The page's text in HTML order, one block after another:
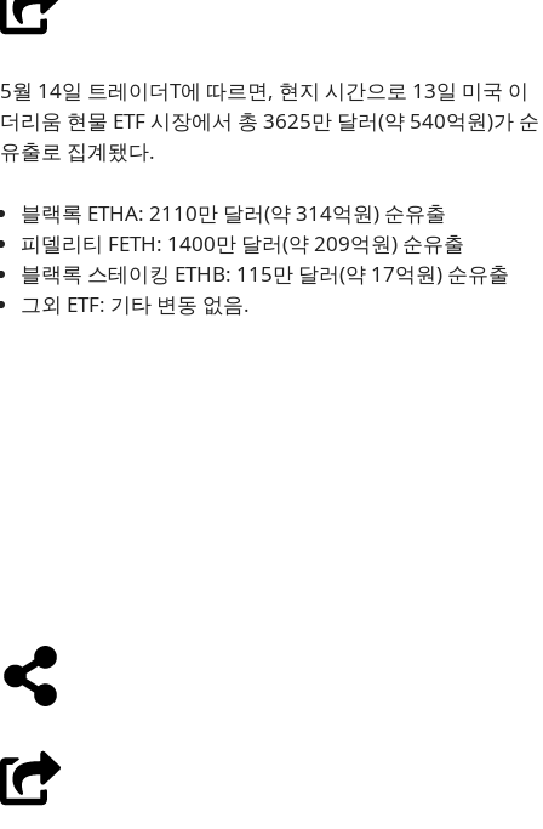
5월 14일 트레이더T에 따르면, 현지 시간으로 13일 미국 이
더리움 현물 ETF 시장에서 총 3625만 달러(약 540억원)가 순
유출로 집계됐다.
블랙록 ETHA: 2110만 달러(약 314억원) 순유출
피델리티 FETH: 1400만 달러(약 209억원) 순유출
블랙록 스테이킹 ETHB: 115만 달러(약 17억원) 순유출
그외 ETF: 기타 변동 없음.